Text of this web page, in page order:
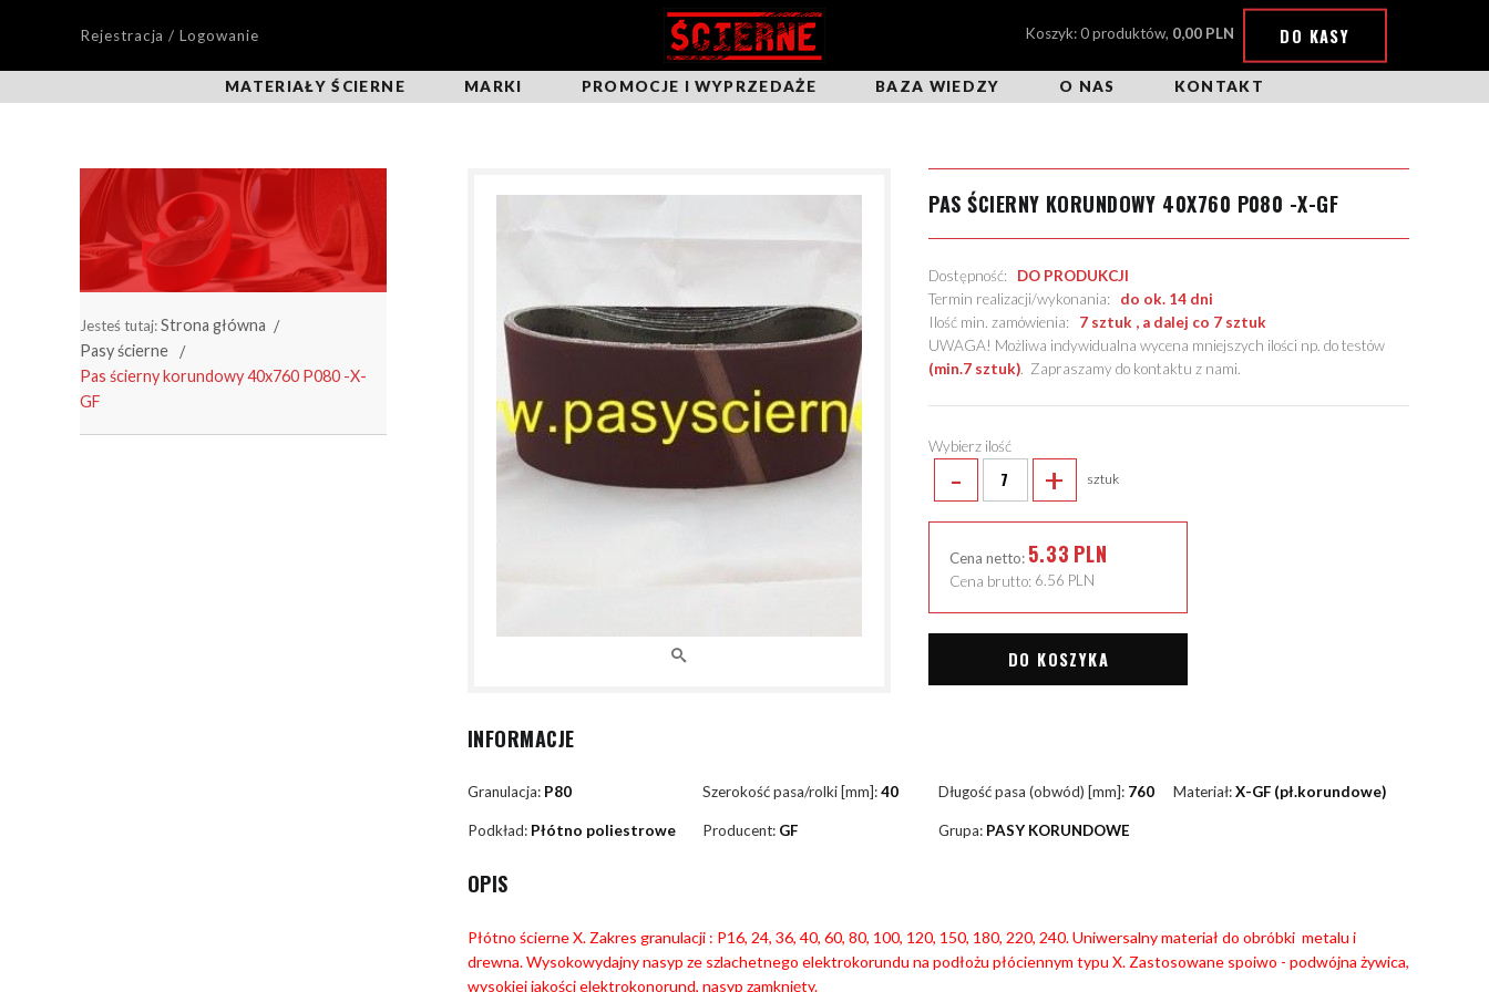
Rejestracja / Logowanie Koszyk: 0 produktów, 0,00 PLN DO KASY
MATERIAŁY ŚCIERNE MARKI PROMOCJE I WYPRZEDAŻE BAZA WIEDZY O NAS KONTAKT
Jesteś tutaj:Strona główna
Pasy ścierne
Pas ścierny korundowy 40x760 P080 -X-
GF
PAS ŚCIERNY KORUNDOWY 40X760 P080 -X-GF
Dostępność: DO PRODUKCJI
Termin realizacji/wykonania: do ok. 14 dni
Ilość min. zamówienia: 7 sztuk , a dalej co 7 sztuk
UWAGA! Możliwa indywidualna wycena mniejszych ilości np. do testów
(min.7 sztuk). Zapraszamy do kontaktu z nami.
Wybierz ilość
- + sztuk
Cena netto: 5.33 PLN
Cena brutto: 6.56 PLN
DO KOSZYKA
INFORMACJE
Granulacja: P80 Szerokość pasa/rolki [mm]:40 Długość pasa (obwód) [mm]: 760 Materiał:X-GF (pł.korundowe)
Podkład: Płótno poliestrowe Producent: GF Grupa: PASY KORUNDOWE
OPIS
Płótno ścierne X. Zakres granulacji : P16, 24, 36, 40, 60, 80, 100, 120, 150, 180, 220, 240. Uniwersalny materiał do obróbki metalu i
drewna. Wysokowydajny nasyp ze szlachetnego elektrokorundu na podłożu płóciennym typu X. Zastosowane spoiwo - podwójna żywica,
wysokiej jakości elektrokonorund, nasyp zamknięty.